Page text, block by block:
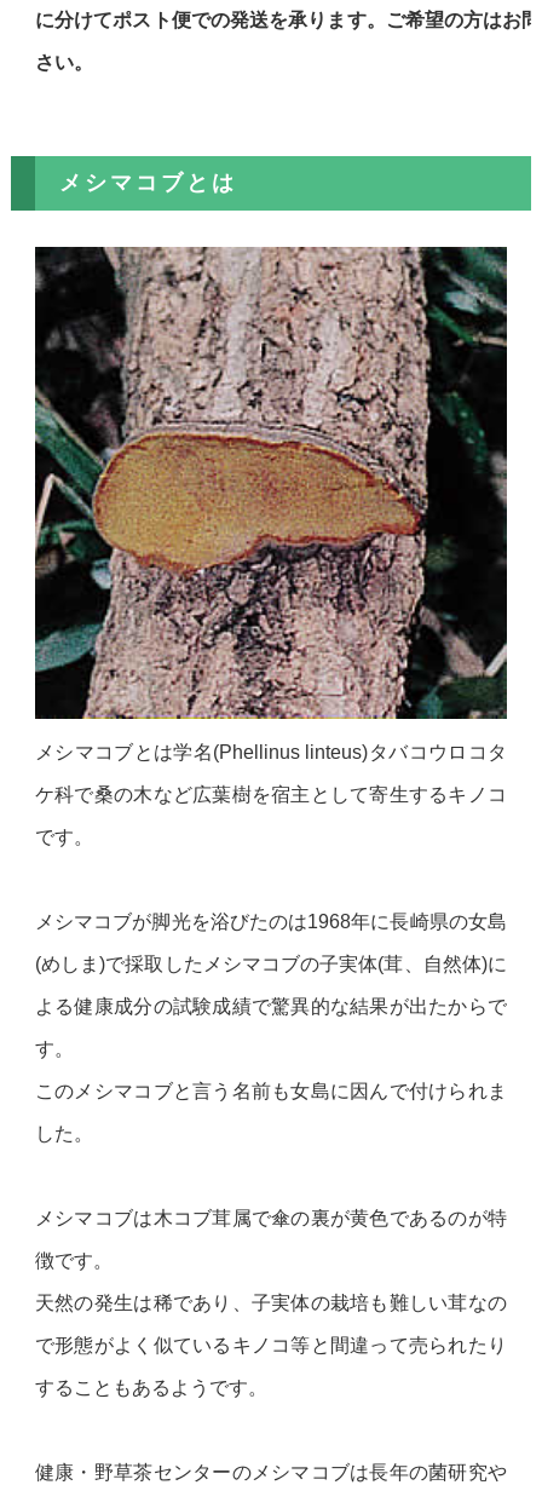
に分けてポスト便での発送を承ります。ご希望の方はお
さい。
メシマコブとは
メシマコブとは学名(Phellinus linteus)タバコウロコタ
ケ科で桑の木など広葉樹を宿主として寄生するキノコ
です。
メシマコブが脚光を浴びたのは1968年に長崎県の女島
(めしま)で採取したメシマコブの子実体(茸、自然体)に
よる健康成分の試験成績で驚異的な結果が出たからで
す。
このメシマコブと言う名前も女島に因んで付けられま
した。
メシマコブは木コブ茸属で傘の裏が黄色であるのが特
徴です。
天然の発生は稀であり、子実体の栽培も難しい茸なの
で形態がよく似ているキノコ等と間違って売られたり
することもあるようです。
健康・野草茶センターのメシマコブは長年の菌研究や